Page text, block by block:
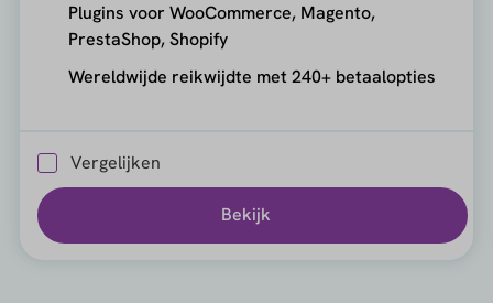
Plugins voor WooCommerce, Magento,
PrestaShop, Shopify
Wereldwijde reikwijdte met 240+ betaalopties
Vergelijken
Bekijk